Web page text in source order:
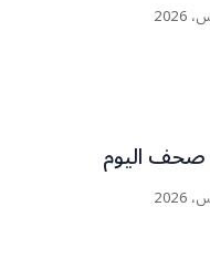
صحف اليوم